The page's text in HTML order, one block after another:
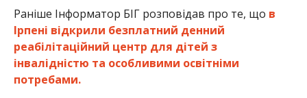
Раніше Інформатор БІГ розповідав про те, що в
Ірпені відкрили безплатний денний
реабілітаційний центр для дітей з
інвалідністю та особливими освітніми
потребами.